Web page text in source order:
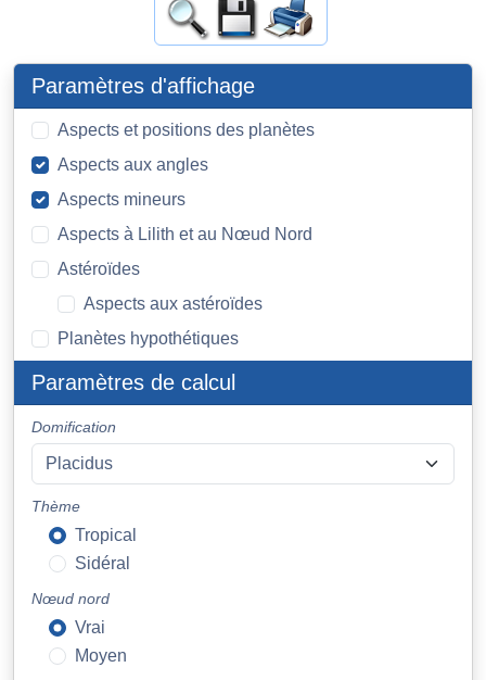
Paramètres d'affichage
Aspects et positions des planètes
Aspects aux angles
Aspects mineurs
Aspects à Lilith et au Nœud Nord
Astéroïdes
Aspects aux astéroïdes
Planètes hypothétiques
Paramètres de calcul
Domification
Thème
Tropical
Sidéral
Nœud nord
Vrai
Moyen